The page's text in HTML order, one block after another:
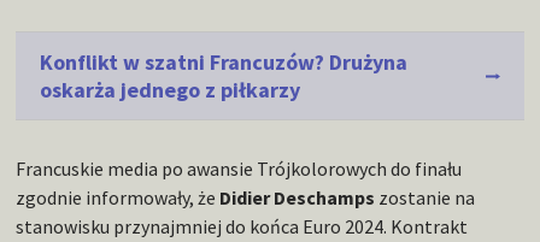
Konflikt w szatni Francuzów? Drużyna
oskarża jednego z piłkarzy
Francuskie media po awansie Trójkolorowych do finału
zgodnie informowały, że Didier Deschamps zostanie na
stanowisku przynajmniej do końca Euro 2024. Kontrakt